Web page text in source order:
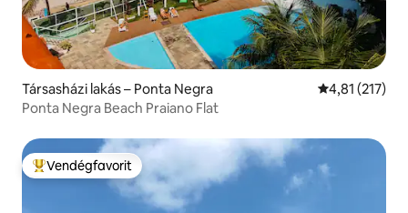
Társasházi lakás – Ponta Negra Átlagos
4,81 (217)
Ponta Negra Beach Praiano Flat
Kiemelt vendégfavorit
Vendégfavorit